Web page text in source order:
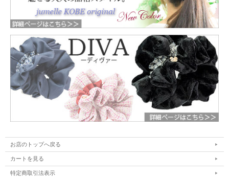
お店のトップへ戻る
カートを見る
特定商取引法表示